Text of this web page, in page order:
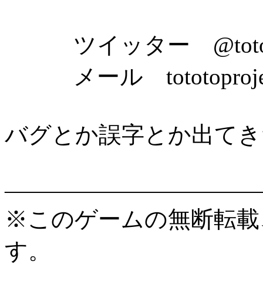
ツイッター
メール
バグとか誤字とか出て
※このゲームの無断転
す。